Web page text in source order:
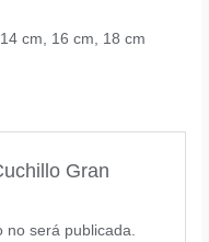
cm, 16 cm, 18 cm
Gran
no será publicada.